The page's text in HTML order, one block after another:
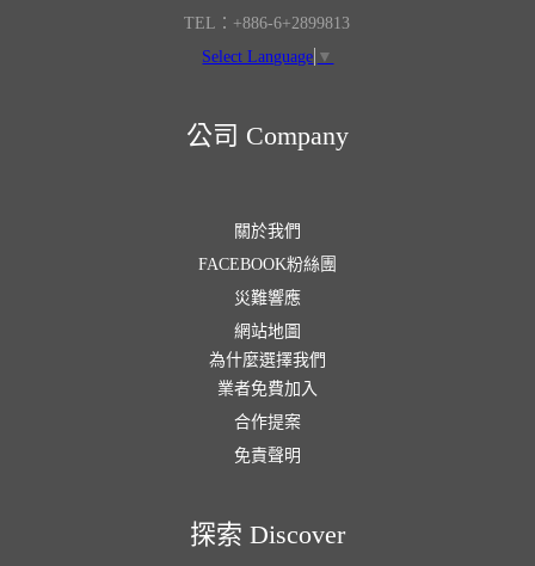
TEL：+886-6+2899813
Select Language ▼
公司 Company
關於我們
FACEBOOK粉絲團
災難響應
網站地圖
為什麼選擇我們
業者免費加入
合作提案
免責聲明
探索 Discover